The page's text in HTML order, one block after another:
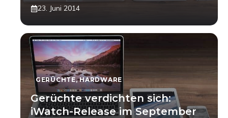
23. Juni 2014
GERÜCHTE,HARDWARE
Gerüchte verdichten sich:
iWatch-Release im September